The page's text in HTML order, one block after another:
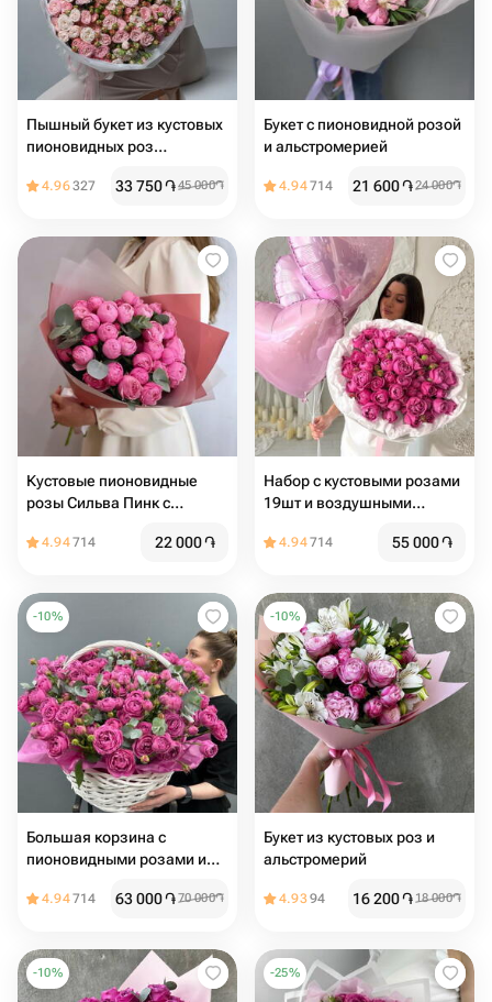
Пышный букет из кустовых
пионовидных роз
4.96327 33 750֏45 000֏
Букет с пионовидной розой
и альстромерией
4.94714 21 600֏24 000֏
Кустовые пионовидные
розы Сильва Пинк с
4.94714 22 000֏
Набор с кустовыми розами
19шт и воздушными
4.94714 55 000֏
-10%
Большая корзина с
пионовидными розами и
4.94714 63 000֏70 000֏
-10%
Букет из кустовых роз и
альстромерий
4.9394 16 200֏18 000֏
-10% -25%